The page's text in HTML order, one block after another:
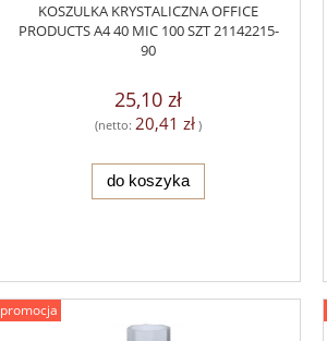
KOSZULKA KRYSTALICZNA OFFICE
PRODUCTS A4 40 MIC 100 SZT 21142215-
90
25,10 zł
(netto: 20,41 zł )
do koszyka
promocja